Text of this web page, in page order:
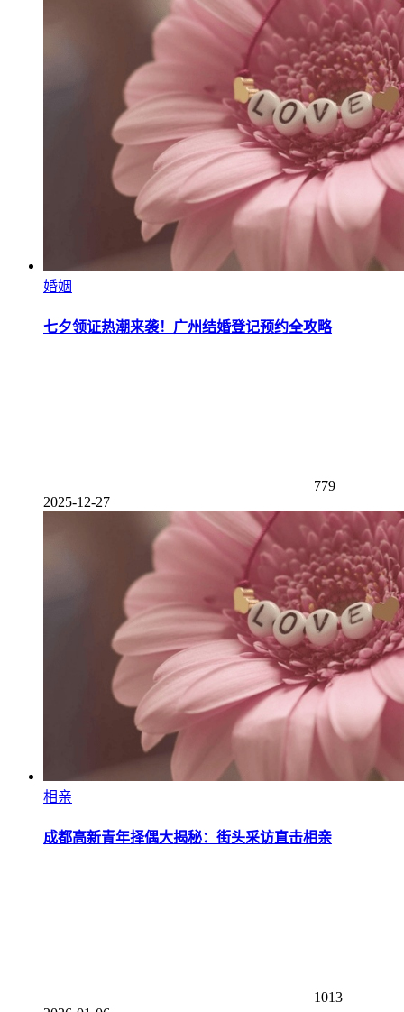
婚姻
七夕领证热潮来袭！广州结婚登记预约全攻略
779
2025-12-27
相亲
成都高新青年择偶大揭秘：街头采访直击相亲
1013